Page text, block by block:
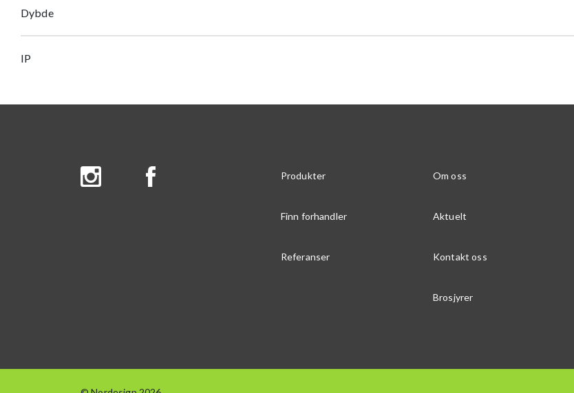
Dybde
IP
Produkter Om oss
Finn forhandler Aktuelt
Referanser Kontakt oss
Brosjyrer